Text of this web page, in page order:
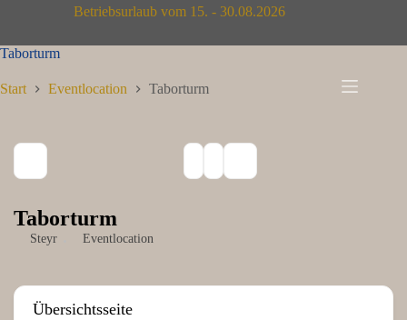
Betriebsurlaub vom 15. - 30.08.2026
Taborturm
Start Eventlocation Taborturm
Taborturm
Steyr Eventlocation
Übersichtsseite